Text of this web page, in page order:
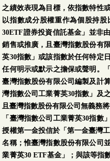
之績效表現為目標，依指數特性
以指數成分股權重作為個股持
30ETF證券投資信託基金」並非
銷售或推廣，且臺灣指數股份有
英30指數」或該指數於任何特定
任何明示或默示之擔保或聲明。
臺灣指數股份有限公司編製及計
灣指數公司工業菁英30指數」及
且臺灣指數股份有限公司無義務
「臺灣指數公司工業菁英30指數
授權第一金投信於「第一金臺灣
名稱；惟臺灣指數股份有限公司
業菁英30 ETF基金」；與該等指